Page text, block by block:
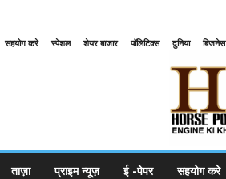
सहयोग करे स्पेशल शेयर बाजार पॉलिटिक्स दुनिया बिजनेस
ताज़ा प्राइम न्यूज़ ई -पेपर सहयोग करे